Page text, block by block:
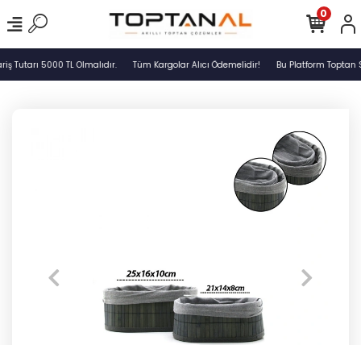
Tutarı 5000 TL Olmalıdır. Tüm Kargolar Alıcı Ödemelidir! Bu Platform Toptan
0